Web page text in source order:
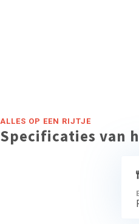
ALLES OP EEN RIJTJE
Specificaties van